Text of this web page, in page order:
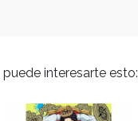
interesarte esto: